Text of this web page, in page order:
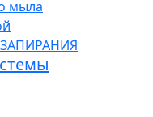
мыла